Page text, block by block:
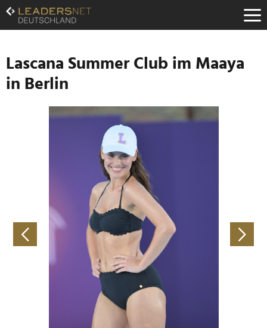
Zum
Inhalt
Zur
Navigation
Zur
Hauptnavigation
Lascana Summer Club im Maaya
in Berlin